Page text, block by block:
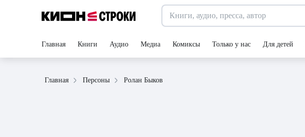
Главная Книги Аудио Медиа Комиксы Только у нас Для детей
Главная Персоны Ролан Быков